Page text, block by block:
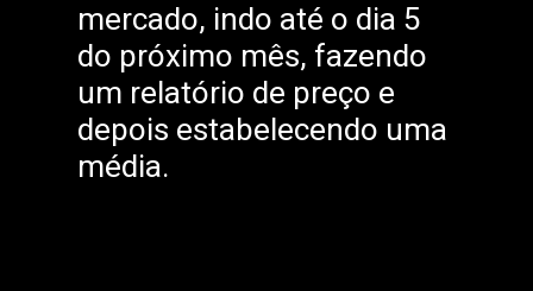
mercado, indo até o dia 5
do próximo mês, fazendo
um relatório de preço e
depois estabelecendo uma
média.